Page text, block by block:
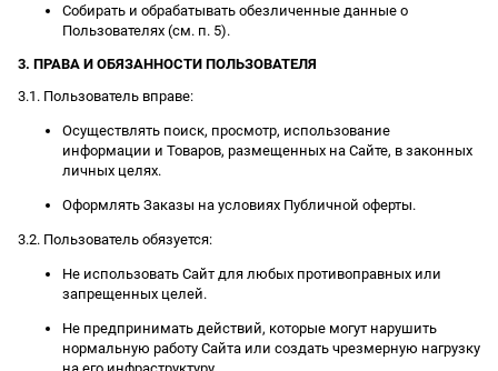
Собирать и обрабатывать обезличенные данные о
Пользователях (см. п. 5).
3. ПРАВА И ОБЯЗАННОСТИ ПОЛЬЗОВАТЕЛЯ
3.1. Пользователь вправе:
Осуществлять поиск, просмотр, использование
информации и Товаров, размещенных на Сайте, в законных
личных целях.
Оформлять Заказы на условиях Публичной оферты.
3.2. Пользователь обязуется:
Не использовать Сайт для любых противоправных или
запрещенных целей.
Не предпринимать действий, которые могут нарушить
нормальную работу Сайта или создать чрезмерную нагрузку